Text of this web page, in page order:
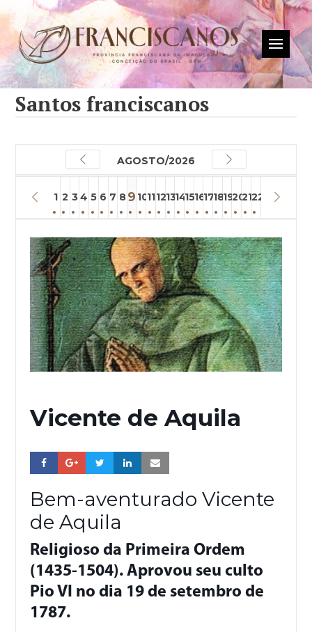
Santos franciscanos
AGOSTO/2026
1 2 3 4 5 6 7 89 1011121314151617181920212223 2425
Vicente de Aquila
Bem-aventurado Vicente
de Aquila
Religioso da Primeira Ordem
(1435-1504). Aprovou seu culto
Pio VI no dia 19 de setembro de
1787.